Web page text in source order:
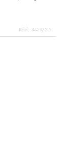
Kód: 3429/2-5